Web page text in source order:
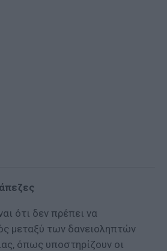
ότι δεν πρέπει να
μεταξύ των δανειοληπτών
όπως υποστηρίζουν οι